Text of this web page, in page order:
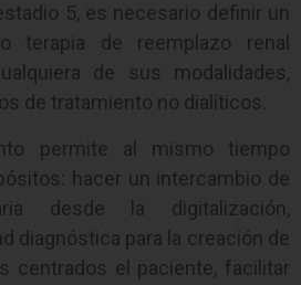
5, es necesario definir un
terapia de reemplazo renal
de sus modalidades,
de tratamiento no dialíticos.
permite al mismo tiempo
hacer un intercambio de
desde la digitalización,
diagnóstica para la creación de
centrados el paciente, facilitar